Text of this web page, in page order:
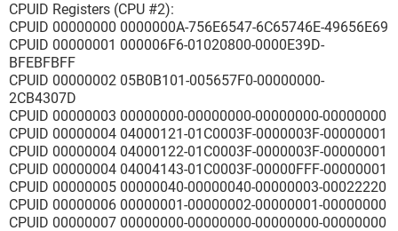
CPUID Registers (CPU #2):
CPUID 00000000 0000000A-756E6547-6C65746E-49656E69
CPUID 00000001 000006F6-01020800-0000E39D-
BFEBFBFF
CPUID 00000002 05B0B101-005657F0-00000000-
2CB4307D
CPUID 00000003 00000000-00000000-00000000-00000000
CPUID 00000004 04000121-01C0003F-0000003F-00000001
CPUID 00000004 04000122-01C0003F-0000003F-00000001
CPUID 00000004 04004143-01C0003F-00000FFF-00000001
CPUID 00000005 00000040-00000040-00000003-00022220
CPUID 00000006 00000001-00000002-00000001-00000000
CPUID 00000007 00000000-00000000-00000000-00000000